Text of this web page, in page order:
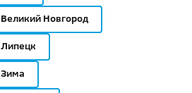
Великий Новгород
Липецк
Зима